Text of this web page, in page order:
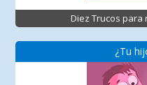
Diez Trucos para
¿Tu